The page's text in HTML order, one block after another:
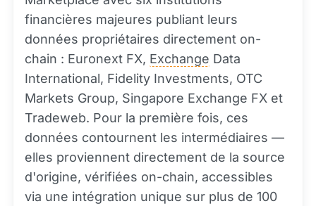
financières majeures publiant leurs
données propriétaires directement on-
chain : Euronext FX, Exchange Data
International, Fidelity Investments, OTC
Markets Group, Singapore Exchange FX et
Tradeweb. Pour la première fois, ces
données contournent les intermédiaires —
elles proviennent directement de la source
d'origine, vérifiées on-chain, accessibles
via une intégration unique sur plus de 100